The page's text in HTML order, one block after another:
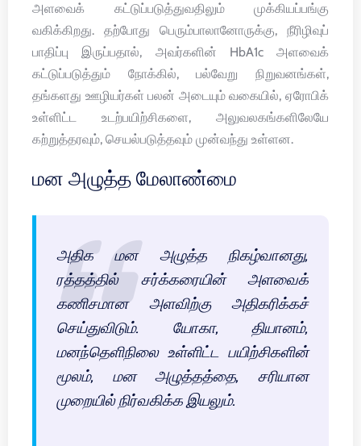
அளவைக் கட்டுப்படுத்துவதிலும் முக்கியப்பங்கு
வகிக்கிறது. தற்போது பெரும்பாலானோருக்கு, நீரிழிவுப்
பாதிப்பு இருப்பதால், அவர்களின் HbA1c அளவைக்
கட்டுப்படுத்தும் நோக்கில், பல்வேறு நிறுவனங்கள்,
தங்களது ஊழியர்கள் பலன் அடையும் வகையில், ஏரோபிக்
உள்ளிட்ட உடற்பயிற்சிகளை, அலுவலகங்களிலேயே
கற்றுத்தரவும், செயல்படுத்தவும் முன்வந்து உள்ளன.
மன அழுத்த மேலாண்மை
அதிக மன அழுத்த நிகழ்வானது,
ரத்தத்தில் சர்க்கரையின் அளவைக்
கணிசமான அளவிற்கு அதிகரிக்கச்
செய்துவிடும். யோகா, தியானம்,
மனந்தெளிநிலை உள்ளிட்ட பயிற்சிகளின்
மூலம், மன அழுத்தத்தை, சரியான
முறையில் நிர்வகிக்க இயலும்.